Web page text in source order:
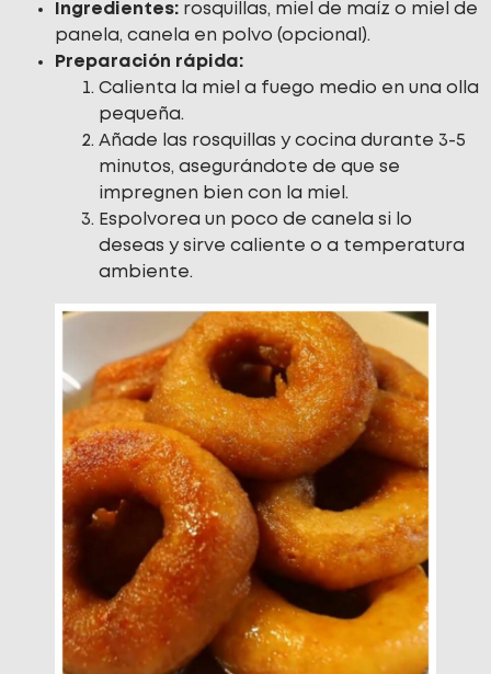
Ingredientes: rosquillas, miel de maíz o miel de
panela, canela en polvo (opcional).
Preparación rápida:
Calienta la miel a fuego medio en una olla
pequeña.
Añade las rosquillas y cocina durante 3-5
minutos, asegurándote de que se
impregnen bien con la miel.
Espolvorea un poco de canela si lo
deseas y sirve caliente o a temperatura
ambiente.